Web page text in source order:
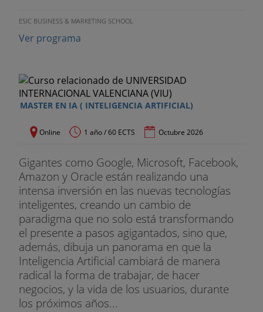
ESIC BUSINESS & MARKETING SCHOOL
Ver programa
MASTER EN IA ( INTELIGENCIA ARTIFICIAL)
Online 1 año / 60 ECTS Octubre 2026
Gigantes como Google, Microsoft, Facebook,
Amazon y Oracle están realizando una
intensa inversión en las nuevas tecnologías
inteligentes, creando un cambio de
paradigma que no solo está transformando
el presente a pasos agigantados, sino que,
además, dibuja un panorama en que la
Inteligencia Artificial cambiará de manera
radical la forma de trabajar, de hacer
negocios, y la vida de los usuarios, durante
los próximos años...